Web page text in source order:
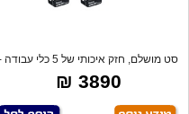
סט מושלם, חזק איכותי של 5 כלי עבודה -
מב
3890 ₪